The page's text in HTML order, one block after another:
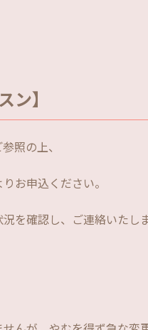
ン】
照の上、
りお申込ください。
を確認し、ご連絡いたしま